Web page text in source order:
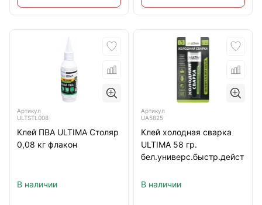
Артикул
ULTSTL008
Клей ПВА ULTIMA Столяр
0,08 кг флакон
В наличии
Артикул
UA5825
Клей холодная сварка
ULTIMA 58 гр.
бел.универс.быстр.дейст
В наличии